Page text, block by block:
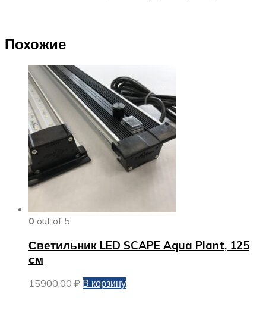
Похожие
0 out of 5
Светильник LED SCAPE Aqua Plant, 125
см
15900,00 ₽ В корзину